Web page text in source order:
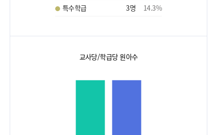
특수학급
3명 14.3%
교사당/학급당 원아수